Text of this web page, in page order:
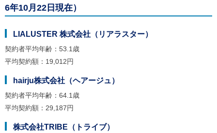
6年10月22日現在）
LIALUSTER 株式会社（リアラスター）
契約者平均年齢：53.1歳
平均契約額：19,012円
hairju株式会社（ヘアージュ）
契約者平均年齢：64.1歳
平均契約額：29,187円
株式会社TRIBE（トライブ）